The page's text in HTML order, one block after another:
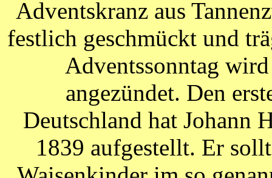
Adventskranz aus
festlich geschmückt und
Adventssonntag
angezündet. Den
Deutschland hat Johann
1839 aufgestellt. Er